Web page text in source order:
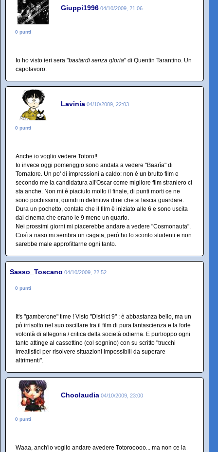
Giuppi1996 04/10/2009, 21:06
0 punti
Io ho visto ieri sera "bastardi senza gloria" di Quentin Tarantino. Un
capolavoro.
Lavinia 04/10/2009, 22:03
0 punti
Anche io voglio vedere Totoro!!
Io invece oggi pomeriggio sono andata a vedere "Baarìa" di
Tornatore. Un po' di impressioni a caldo: non è un brutto film e
secondo me la candidatura all'Oscar come migliore film straniero ci
sta anche. Non mi è piaciuto molto il finale, di punti morti ce ne
sono pochissimi, quindi in definitiva direi che si lascia guardare.
Dura un pochetto, contate che il film è iniziato alle 6 e sono uscita
dal cinema che erano le 9 meno un quarto.
Nei prossimi giorni mi piacerebbe andare a vedere "Cosmonauta".
Così a naso mi sembra un cagata, però ho lo sconto studenti e non
sarebbe male approfittarne ogni tanto.
Sasso_Toscano 04/10/2009, 22:52
0 punti
It's "gamberone" time ! Visto "District 9" : è abbastanza bello, ma un
pò irrisolto nel suo oscillare tra il film di pura fantascienza e la forte
volontà di allegoria / critica della società odierna. E purtroppo ogni
tanto attinge al cassettino (col sognino) con su scritto "trucchi
irrealistici per risolvere situazioni impossibili da superare
altrimenti".
Choolaudia 04/10/2009, 23:00
0 punti
Waaa, anch'io voglio andare avedere Totorooooo... ma non ce la